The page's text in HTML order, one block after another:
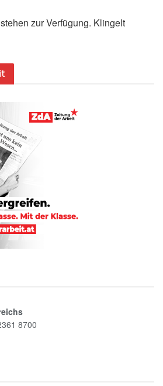
zur Verfügung. Klingelt
8700